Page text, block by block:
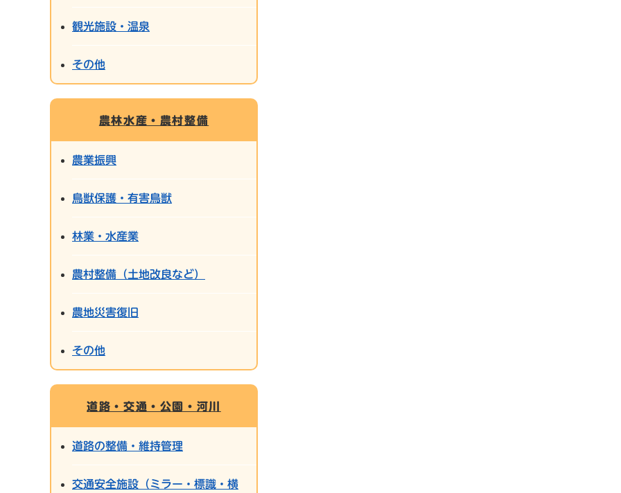
観光施設・温泉
その他
農林水産・農村整備
農業振興
鳥獣保護・有害鳥獣
林業・水産業
農村整備（土地改良など）
農地災害復旧
その他
道路・交通・公園・河川
道路の整備・維持管理
交通安全施設（ミラー・標識・横